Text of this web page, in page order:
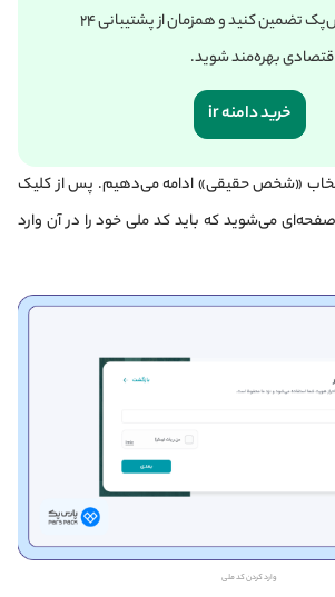
خرید دامنه .ir از پارس‌پک تضمین کنید و همزمان از پشتیبانی ۲۴
بهره‌مند شوید.
خرید دامنه ir
«شخص حقیقی» ادامه می‌دهیم. پس از کلیک
می‌شوید که باید کد ملی خود را در آن وارد
وارد کردن کد ملی